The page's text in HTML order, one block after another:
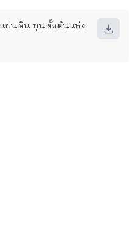
ผ่นดิน ทุนตั้งต้นแห่ง